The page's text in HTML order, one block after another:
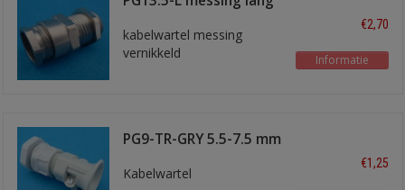
kabelwartel messing
vernikkeld
€2,70
Informatie
PG9-TR-GRY 5.5-7.5 mm
Kabelwartel
€1,25